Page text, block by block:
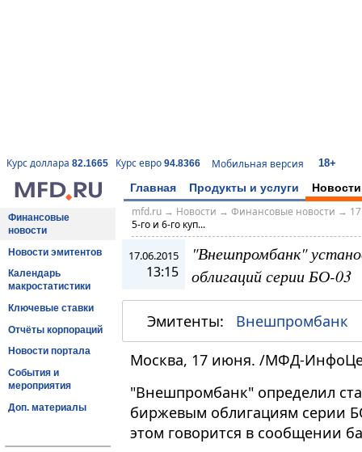
Курс доллара 82.1665 Курс евро 94.8366 Мобильная версия 18+
Главная Продукты и услуги Новости
Финансовые
новости
Новости эмитентов
Календарь
макростатистики
Ключевые ставки
Отчёты корпораций
Новости портала
События и
мероприятия
Доп. материалы
mfd.ru→ Новости → Финансовые новости →
5-го и 6-го куп...
17.06.2015
13:15
"Внешпромбанк"
облигаций серии БО-03
Эмитенты: Внешпромбанк
Москва, 17 июня. /МФД-
"Внешпромбанк" определил
биржевым облигациям серии
этом говорится в сообщении